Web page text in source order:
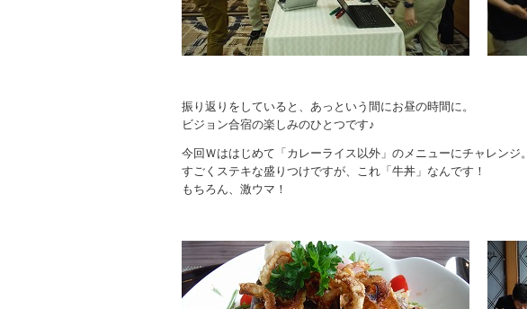
振り返りをしていると、あっという間にお昼の時間に。
ビジョン合宿の楽しみのひとつです♪
今回Ｗははじめて「カレーライス以外」のメニューにチャレンジ。
すごくステキな盛りつけですが、これ「牛丼」なんです！
もちろん、激ウマ！